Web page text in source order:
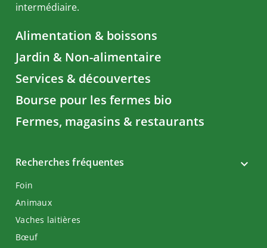
intermédiaire.
Alimentation & boissons
Jardin & Non-alimentaire
Services & découvertes
Bourse pour les fermes bio
Fermes, magasins & restaurants
Recherches fréquentes
Foin
Animaux
Vaches laitières
Bœuf